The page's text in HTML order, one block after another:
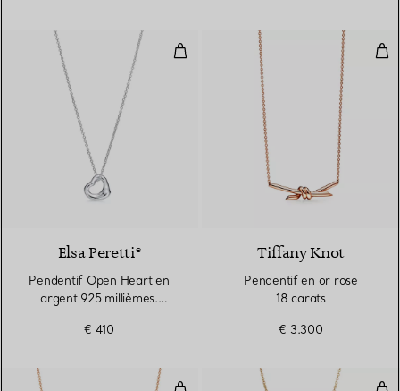
Pendentif Open Heart en argent
Elsa Peretti®
Pendentif Open Heart en
argent 925 millièmes.
€ 410
Tiffany Knot
Pendentif en or rose
18 carats
€ 3.300
Pendentif Diamonds by the